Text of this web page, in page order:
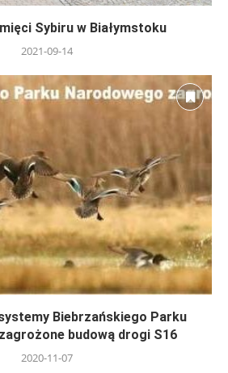
Sybiru w Białymstoku
2021-09-14
Biebrzańskiego Parku
budową drogi S16
2020-11-07